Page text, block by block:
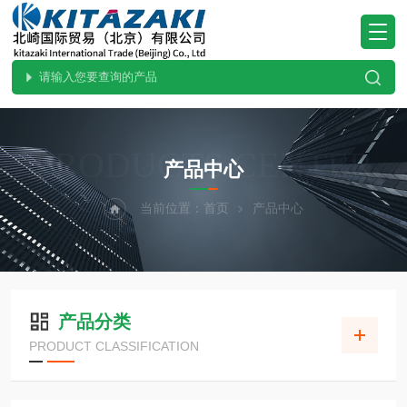
PRODUCTS CENTER
产品中心
当前位置： 首页 产品中心
产品分类
PRODUCT CLASSIFICATION